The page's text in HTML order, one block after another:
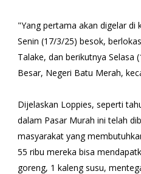
"Yang pertama akan digelar di
Senin (17/3/25) besok,
Talake, dan berikutnya Selasa
Besar, Negeri Batu Merah,
Dijelaskan Loppies, seperti
dalam Pasar Murah ini telah
masyarakat yang
55 ribu mereka bisa
goreng, 1 kaleng susu,